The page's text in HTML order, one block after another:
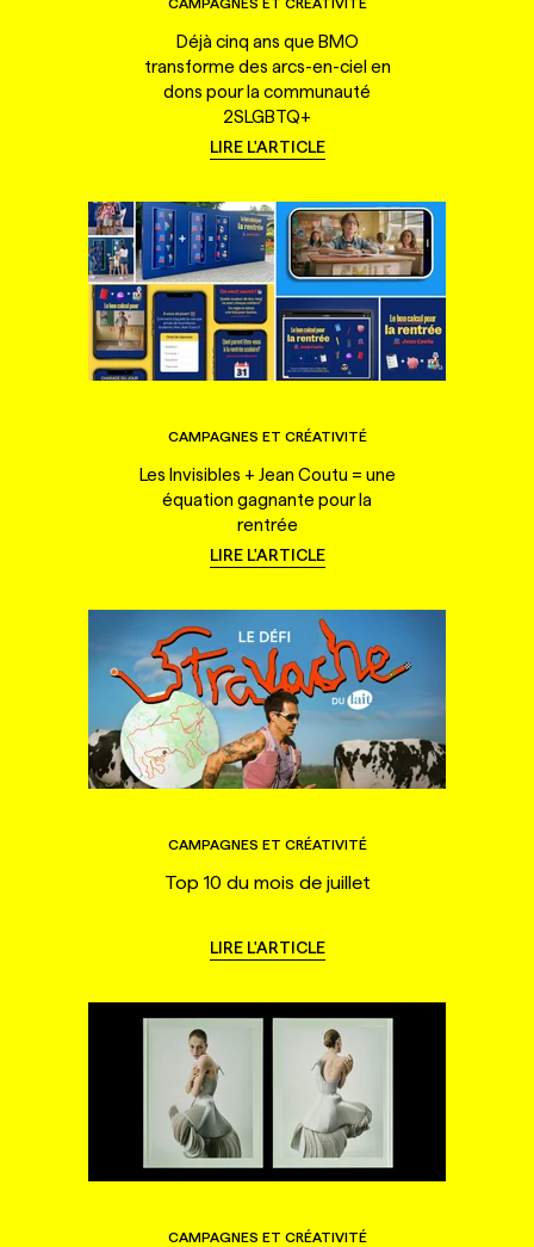
CAMPAGNES ET CRÉATIVITÉ
Déjà cinq ans que BMO
transforme des arcs-en-ciel en
dons pour la communauté
2SLGBTQ+
LIRE L'ARTICLE
CAMPAGNES ET CRÉATIVITÉ
Les Invisibles + Jean Coutu = une
équation gagnante pour la
rentrée
LIRE L'ARTICLE
CAMPAGNES ET CRÉATIVITÉ
Top 10 du mois de juillet
LIRE L'ARTICLE
CAMPAGNES ET CRÉATIVITÉ